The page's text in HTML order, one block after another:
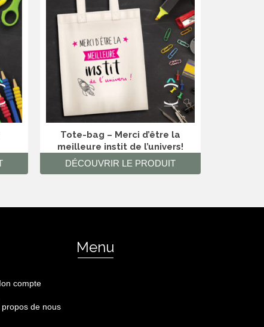
Tote-bag – Merci d’être la
meilleure instit de l’univers!
DÉCOUVRIR LE PRODUIT
Menu
compte
propos de nous